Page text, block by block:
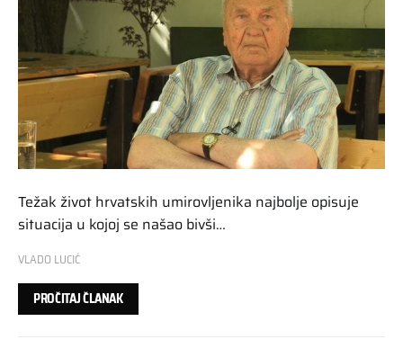
Težak život hrvatskih umirovljenika najbolje opisuje
situacija u kojoj se našao bivši…
VLADO LUCIĆ
PROČITAJ ČLANAK